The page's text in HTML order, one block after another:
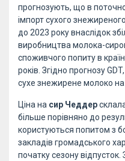
прогнозують, що в
імпорт сухого
до 2023 року внаслідок
виробництва молока-
споживчого попиту в
років. Згідно прогнозу
сухе знежирене молоко на
Ціна на сир Чеддер
більше порівняно до
користуються попитом з
закладів громадського
початку сезону